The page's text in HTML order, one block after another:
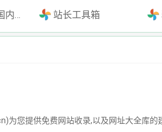
类平台 站长工具箱
为您提供免费网站收录,以及网址大全库